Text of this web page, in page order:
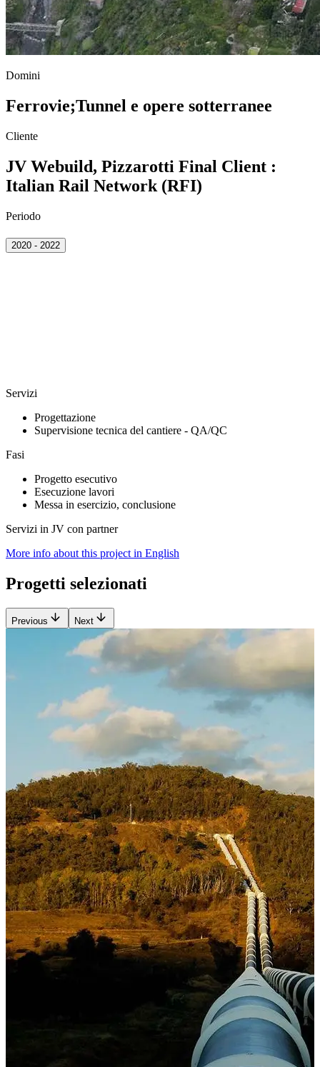
Domini
Ferrovie;Tunnel e opere sotterranee
Cliente
JV Webuild, Pizzarotti Final Client :
Italian Rail Network (RFI)
Periodo
2020 - 2022
Servizi
Progettazione
Supervisione tecnica del cantiere - QA/QC
Fasi
Progetto esecutivo
Esecuzione lavori
Messa in esercizio, conclusione
Servizi in JV con partner
More info about this project in English
Progetti selezionati
Previous Next